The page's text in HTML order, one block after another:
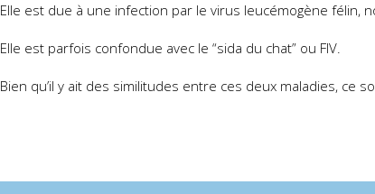
Elle est due à une infection par le virus leucémogène félin,
Elle est parfois confondue avec le “sida du chat” ou FIV.
Bien qu’il y ait des similitudes entre ces deux maladies, ce